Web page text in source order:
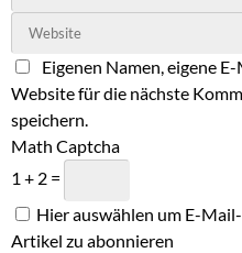
Eigenen Namen, eigene
Website für die nächste
speichern.
Math Captcha
1 + 2 =
Hier auswählen um E-
Artikel zu abonnieren